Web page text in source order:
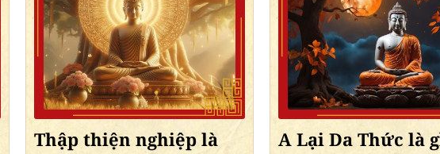
Thập thiện nghiệp là
A Lại Da Thức là